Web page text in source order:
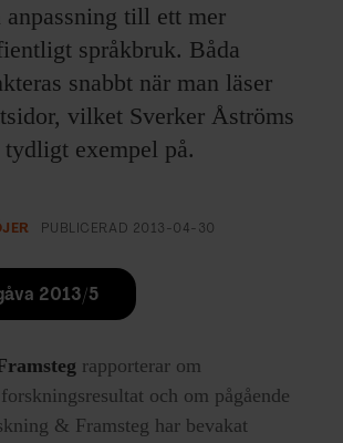
anpassning till ett mer
språkbruk. Båda
snabbt när man läser
vilket Sverker Åströms
exempel på.
PUBLICERAD 2013-04-30
2013/5
rapporterar om
och om pågående
& Framsteg har bevakat